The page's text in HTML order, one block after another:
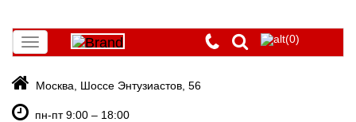
Toggle
navigation
(0)
Москва, Шоссе Энтузиастов, 56
пн-пт 9:00 – 18:00